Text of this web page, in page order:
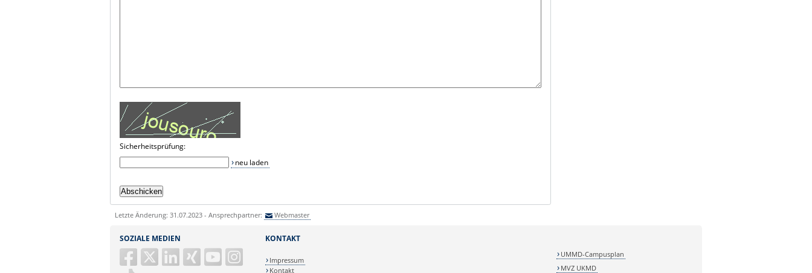
Sicherheitsprüfung:
neu laden
Letzte Änderung: 31.07.2023 - Ansprechpartner: Webmaster
SOZIALE MEDIEN KONTAKT
Impressum
Kontakt
UMMD-Campusplan
MVZ UKMD